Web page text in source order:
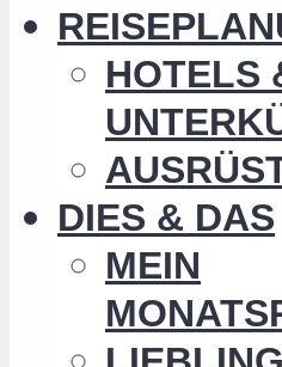
HOTELS
DIES & DAS
MEIN